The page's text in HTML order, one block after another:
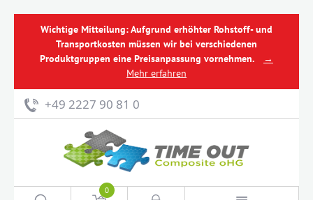
Wichtige Mitteilung: Aufgrund erhöhter Rohstoff- und
Transportkosten müssen wir bei verschiedenen
Produktgruppen eine Preisanpassung vornehmen.
→
Mehr erfahren
+49 2227 90 81 0
0